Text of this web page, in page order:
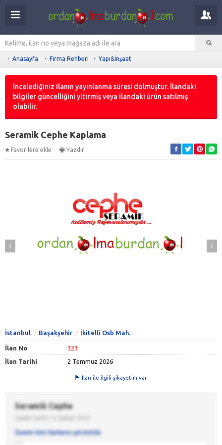
Anasayfa Firma Rehberi Yapı&İnşaat
İncelediğiniz ilanın yayınlanma süresi dolmuştur. İlandaki
bilgiler güncelliğini yitirmiş veya ilandaki ürün satılmış
olabilir.
Seramik Cephe Kaplama
Favorilere ekle Yazdır
İstanbul Başakşehir İkitelli Osb Mah.
İlan No
323
İlan Tarihi
2 Temmuz 2026
İlan ile ilgili şikayetim var
Seramik Cephe
Üyenin tüm ilanlarını görüntüle